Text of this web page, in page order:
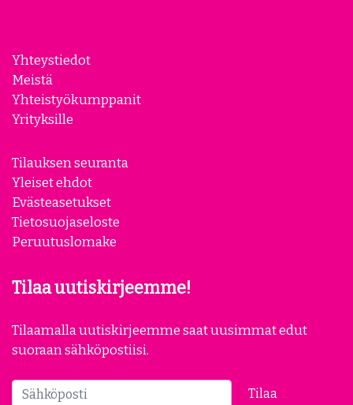
Yhteystiedot
Yhteistyökumppanit
Yrityksille
Tilauksen seuranta
Yleiset ehdot
Tietosuojaseloste
Tilaa uutiskirjeemme!
Tilaamalla uutiskirjeemme saat uusimmat edut